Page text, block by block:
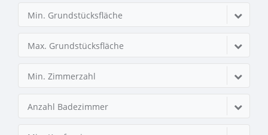
Min. Grundstücksfläche
Max. Grundstücksfläche
Min. Zimmerzahl
Anzahl Badezimmer